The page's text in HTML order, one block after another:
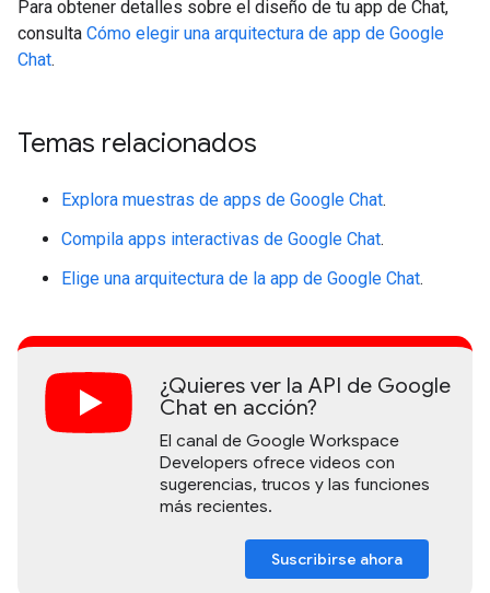
Para obtener detalles sobre el diseño de tu app de Chat,
consulta Cómo elegir una arquitectura de app de Google
Chat.
Temas relacionados
Explora muestras de apps de Google Chat.
Compila apps interactivas de Google Chat.
Elige una arquitectura de la app de Google Chat.
¿Quieres ver la API de Google
Chat en acción?
El canal de Google Workspace
Developers ofrece videos con
sugerencias, trucos y las funciones
más recientes.
Suscribirse ahora